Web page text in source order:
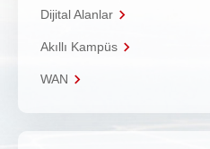
Dijital Alanlar
Akıllı Kampüs
WAN